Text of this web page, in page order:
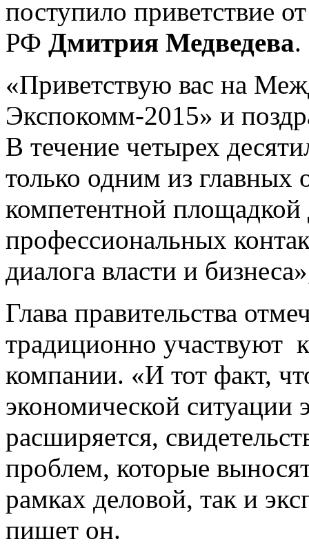
поступило приветствие
РФ Дмитрия Медведева.
«Приветствую вас на
Экспокомм-2015» и
В течение четырех
только одним из главных
компетентной площадкой
профессиональных
диалога власти и
Глава правительства
традиционно участвуют
компании. «И тот факт,
экономической ситуации
расширяется,
проблем, которые
рамках деловой, так и
пишет он.